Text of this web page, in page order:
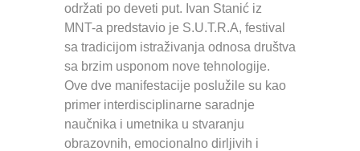
održati po deveti put. Ivan Stanić iz
MNT-a predstavio je S.U.T.R.A, festival
sa tradicijom istraživanja odnosa društva
sa brzim usponom nove tehnologije.
Ove dve manifestacije poslužile su kao
primer interdisciplinarne saradnje
naučnika i umetnika u stvaranju
obrazovnih, emocionalno dirljivih i